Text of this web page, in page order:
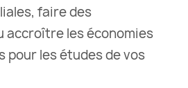
faire des
accroître les économies
pour les études de vos